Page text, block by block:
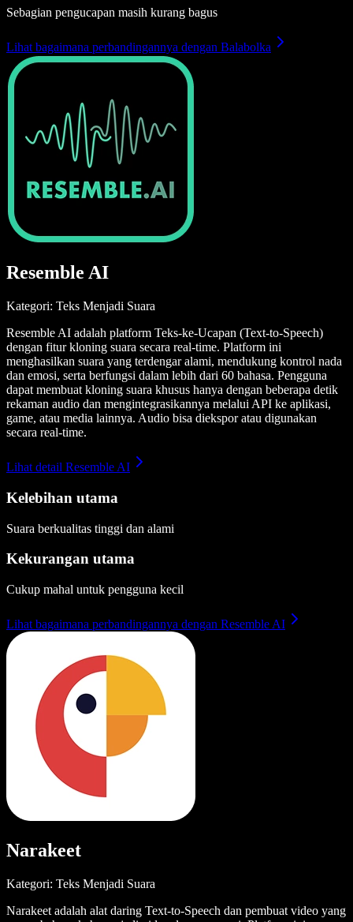
Sebagian pengucapan masih kurang bagus
Lihat bagaimana perbandingannya dengan Balabolka
Resemble AI
Kategori: Teks Menjadi Suara
Resemble AI adalah platform Teks-ke-Ucapan (Text-to-Speech)
dengan fitur kloning suara secara real-time. Platform ini
menghasilkan suara yang terdengar alami, mendukung kontrol nada
dan emosi, serta berfungsi dalam lebih dari 60 bahasa. Pengguna
dapat membuat kloning suara khusus hanya dengan beberapa detik
rekaman audio dan mengintegrasikannya melalui API ke aplikasi,
game, atau media lainnya. Audio bisa diekspor atau digunakan
secara real-time.
Lihat detail Resemble AI
Kelebihan utama
Suara berkualitas tinggi dan alami
Kekurangan utama
Cukup mahal untuk pengguna kecil
Lihat bagaimana perbandingannya dengan Resemble AI
Narakeet
Kategori: Teks Menjadi Suara
Narakeet adalah alat daring Text-to-Speech dan pembuat video yang